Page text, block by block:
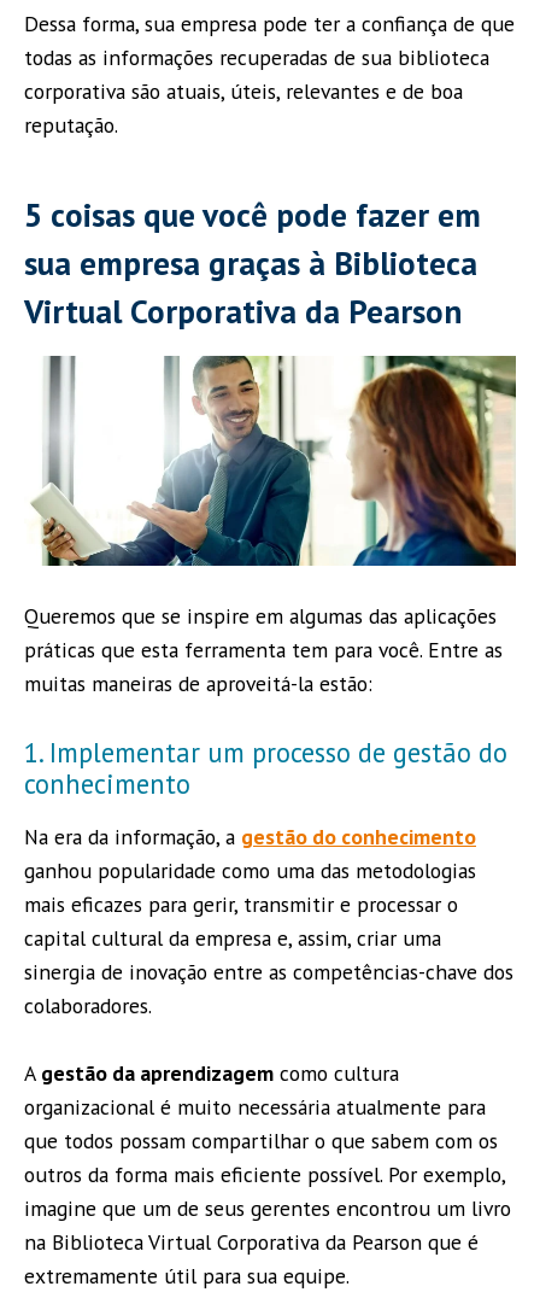
Dessa forma, sua empresa pode ter a confiança de que
todas as informações recuperadas de sua biblioteca
corporativa são atuais, úteis, relevantes e de boa
reputação.
5 coisas que você pode fazer em
sua empresa graças à Biblioteca
Virtual Corporativa da Pearson
Queremos que se inspire em algumas das aplicações
práticas que esta ferramenta tem para você. Entre as
muitas maneiras de aproveitá-la estão:
1. Implementar um processo de gestão do
conhecimento
Na era da informação, a gestão do conhecimento
ganhou popularidade como uma das metodologias
mais eficazes para gerir, transmitir e processar o
capital cultural da empresa e, assim, criar uma
sinergia de inovação entre as competências-chave dos
colaboradores.
A gestão da aprendizagem como cultura
organizacional é muito necessária atualmente para
que todos possam compartilhar o que sabem com os
outros da forma mais eficiente possível. Por exemplo,
imagine que um de seus gerentes encontrou um livro
na Biblioteca Virtual Corporativa da Pearson que é
extremamente útil para sua equipe.